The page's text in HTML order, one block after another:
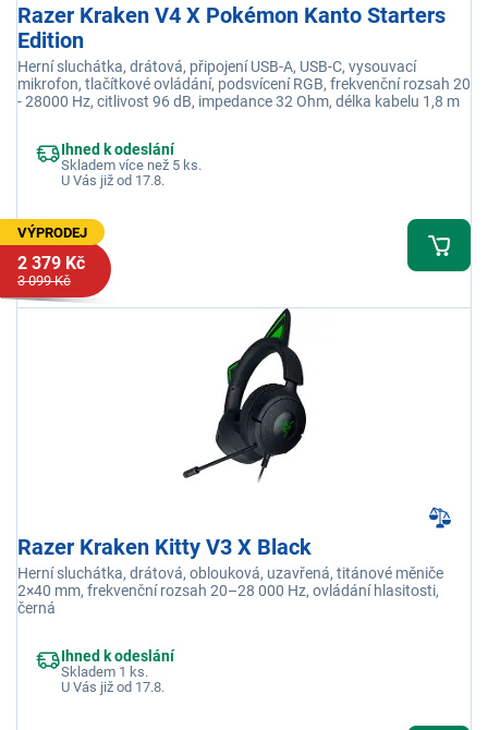
Razer Kraken V4 X Pokémon Kanto Starters
Edition
Herní sluchátka, drátová, připojení USB-A, USB-C, vysouvací
mikrofon, tlačítkové ovládání, podsvícení RGB, frekvenční rozsah 20
- 28000 Hz, citlivost 96 dB, impedance 32 Ohm, délka kabelu 1,8 m
Ihned k odeslání
Skladem více než 5 ks.
U Vás již od 17.8.
VÝPRODEJ
2 379 Kč
3 099 Kč
Razer Kraken Kitty V3 X Black
Herní sluchátka, drátová, oblouková, uzavřená, titánové měniče
2×40 mm, frekvenční rozsah 20–28 000 Hz, ovládání hlasitosti,
černá
Ihned k odeslání
Skladem 1 ks.
U Vás již od 17.8.